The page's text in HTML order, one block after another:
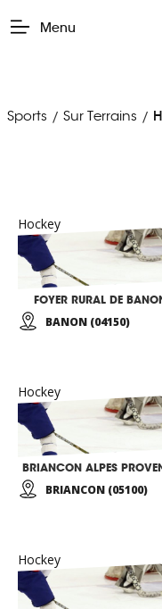
Menu
Sports / Sur Terrains /
Hockey
FOYER RURAL DE
BANON (04150)
Hockey
BRIANCON (05100)
Hockey